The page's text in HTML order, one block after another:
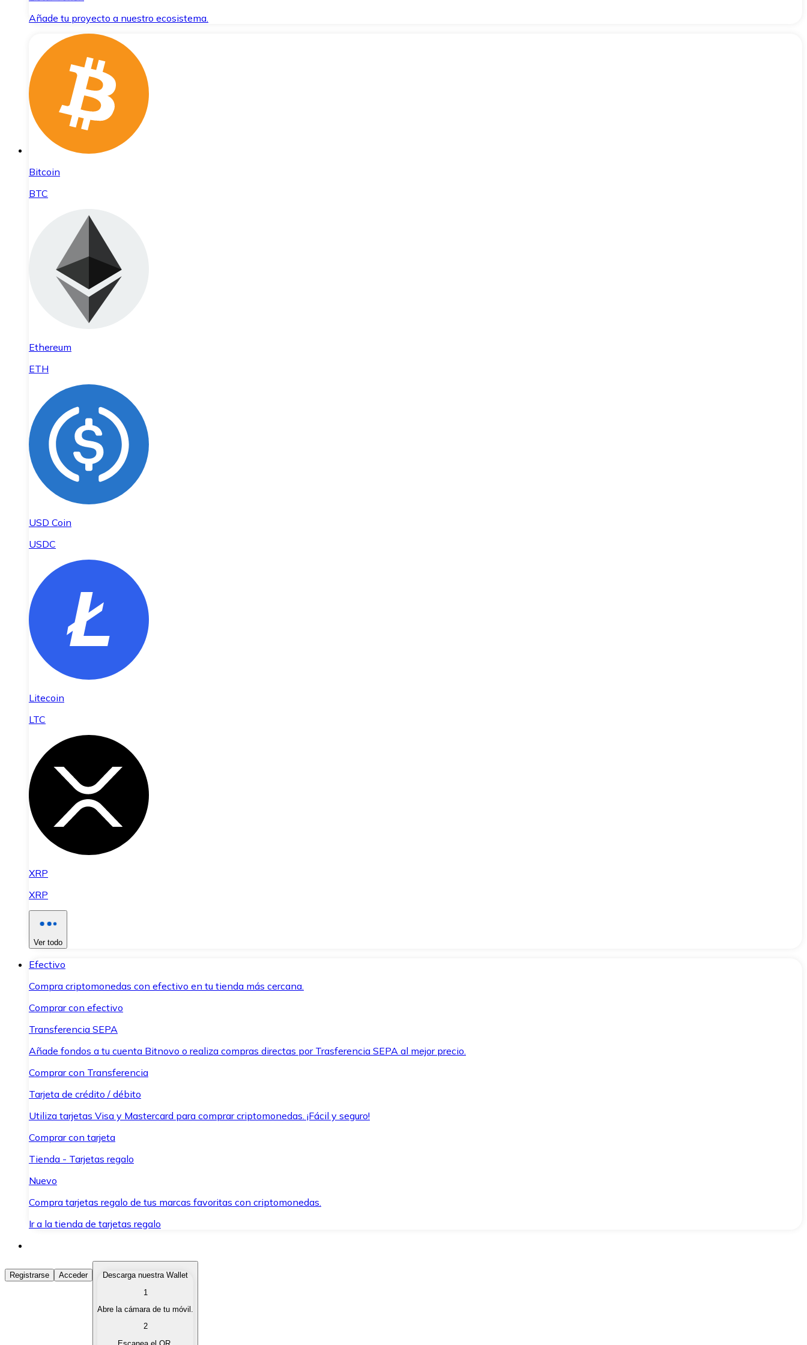
Añade tu proyecto a nuestro ecosistema.
Bitcoin
BTC
Ethereum
ETH
USD Coin
USDC
Litecoin
LTC
XRP
XRP
Ver todo
Efectivo
Compra criptomonedas con efectivo en tu tienda más cercana.
Comprar con efectivo
Transferencia SEPA
Añade fondos a tu cuenta Bitnovo o realiza compras directas por Trasferencia SEPA al mejor precio.
Comprar con Transferencia
Tarjeta de crédito / débito
Utiliza tarjetas Visa y Mastercard para comprar criptomonedas. ¡Fácil y seguro!
Comprar con tarjeta
Tienda - Tarjetas regalo
Nuevo
Compra tarjetas regalo de tus marcas favoritas con criptomonedas.
Ir a la tienda de tarjetas regalo
Comprar Criptomonedas
Compra criptomonedas con diferentes métodos de pago.
Vende tus criptomonedas de forma rápida y segura.
Registrarse Acceder
Descarga nuestra Wallet
1
Abre la cámara de tu móvil.
2